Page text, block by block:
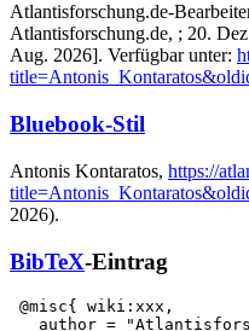
Atlantisforschung.de-
Atlantisforschung.de, ; 20.
Aug. 2026]. Verfügbar unter:
Bluebook-Stil
Antonis Kontaratos, https://
2026).
BibTeX-Eintrag
@misc{ wiki:xxx,
author =